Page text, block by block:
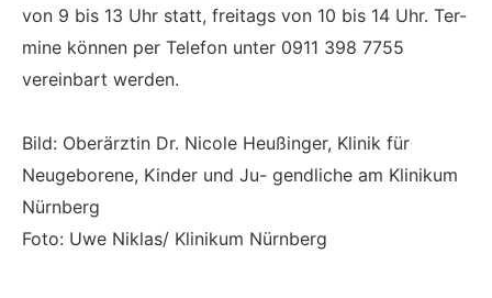
von 9 bis 13 Uhr statt, freitags von 10 bis 14 Uhr. Ter-
mine können per Telefon unter 0911 398 7755
vereinbart werden.
Bild: Oberärztin Dr. Nicole Heußinger, Klinik für
Neugeborene, Kinder und Ju- gendliche am Klinikum
Nürnberg
Foto: Uwe Niklas/ Klinikum Nürnberg